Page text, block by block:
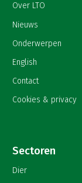
Over LTO
Nieuws
Onderwerpen
English
Contact
Cookies & privacy
Sectoren
Dier